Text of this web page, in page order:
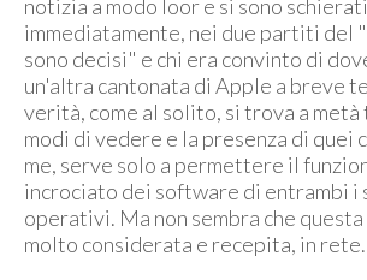
notizia a modo loor e si sono
immediatamente, nei due partiti del
sono decisi" e chi era convinto di
un'altra cantonata di Apple a breve
verità, come al solito, si trova a
modi di vedere e la presenza di quei
me, serve solo a permettere il
incrociato dei software di entrambi i
operativi. Ma non sembra che
molto considerata e recepita, in rete.